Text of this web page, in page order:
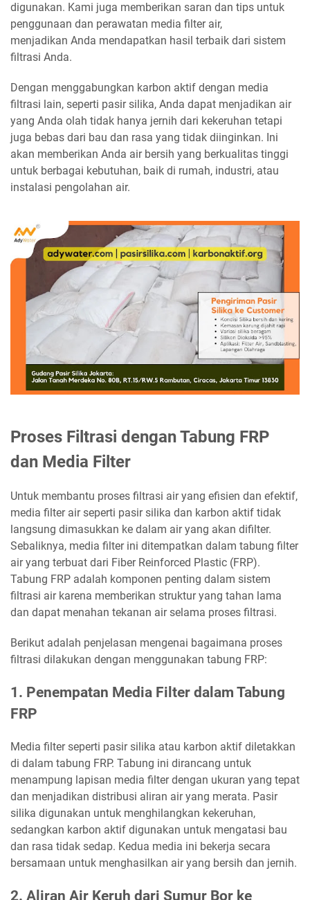
digunakan. Kami juga memberikan saran dan tips untuk
penggunaan dan perawatan media filter air,
menjadikan Anda mendapatkan hasil terbaik dari sistem
filtrasi Anda.
Dengan menggabungkan karbon aktif dengan media
filtrasi lain, seperti pasir silika, Anda dapat menjadikan air
yang Anda olah tidak hanya jernih dari kekeruhan tetapi
juga bebas dari bau dan rasa yang tidak diinginkan. Ini
akan memberikan Anda air bersih yang berkualitas tinggi
untuk berbagai kebutuhan, baik di rumah, industri, atau
instalasi pengolahan air.
Proses Filtrasi dengan Tabung FRP
dan Media Filter
Untuk membantu proses filtrasi air yang efisien dan efektif,
media filter air seperti pasir silika dan karbon aktif tidak
langsung dimasukkan ke dalam air yang akan difilter.
Sebaliknya, media filter ini ditempatkan dalam tabung filter
air yang terbuat dari Fiber Reinforced Plastic (FRP).
Tabung FRP adalah komponen penting dalam sistem
filtrasi air karena memberikan struktur yang tahan lama
dan dapat menahan tekanan air selama proses filtrasi.
Berikut adalah penjelasan mengenai bagaimana proses
filtrasi dilakukan dengan menggunakan tabung FRP:
1. Penempatan Media Filter dalam Tabung
FRP
Media filter seperti pasir silika atau karbon aktif diletakkan
di dalam tabung FRP. Tabung ini dirancang untuk
menampung lapisan media filter dengan ukuran yang tepat
dan menjadikan distribusi aliran air yang merata. Pasir
silika digunakan untuk menghilangkan kekeruhan,
sedangkan karbon aktif digunakan untuk mengatasi bau
dan rasa tidak sedap. Kedua media ini bekerja secara
bersamaan untuk menghasilkan air yang bersih dan jernih.
2. Aliran Air Keruh dari Sumur Bor ke